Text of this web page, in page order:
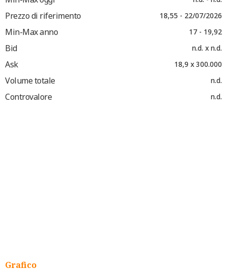
Prezzo di riferimento 18,55 - 22/07/2026
Min-Max anno 17 - 19,92
Bid n.d. x n.d.
Ask 18,9 x 300.000
Volume totale n.d.
Controvalore n.d.
Grafico